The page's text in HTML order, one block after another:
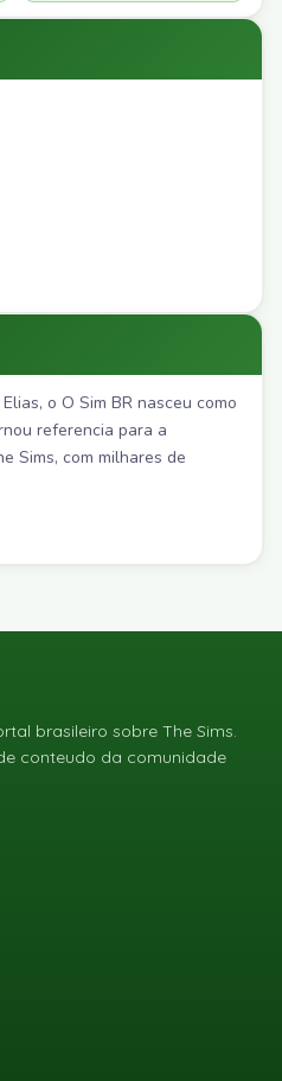
o O Sim BR nasceu como
referencia para a
Sims, com milhares de
brasileiro sobre The Sims.
conteudo da comunidade